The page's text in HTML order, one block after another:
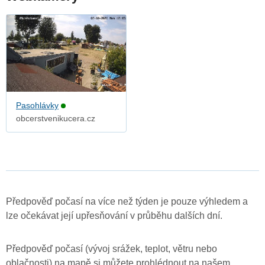
Pasohlávky
obcerstvenikucera.cz
Předpověď počasí na více než týden je pouze výhledem a
lze očekávat její upřesňování v průběhu dalších dní.
Předpověď počasí (vývoj srážek, teplot, větru nebo